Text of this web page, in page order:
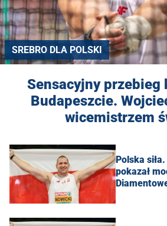
SREBRO DLA POLSKI
Sensacyjny przebieg
Budapeszcie.
wicemistrzem
Polska
pokazał